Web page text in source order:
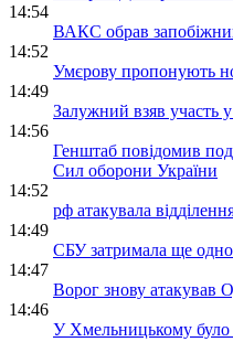
14:54
ВАКС обрав
14:52
Умєрову пропонують
14:49
Залужний взяв участь у
14:56
Генштаб повідомив
Сил оборони України
14:52
рф атакувала
14:49
СБУ затримала ще
14:47
Ворог знову атакував
14:46
У Хмельницькому було